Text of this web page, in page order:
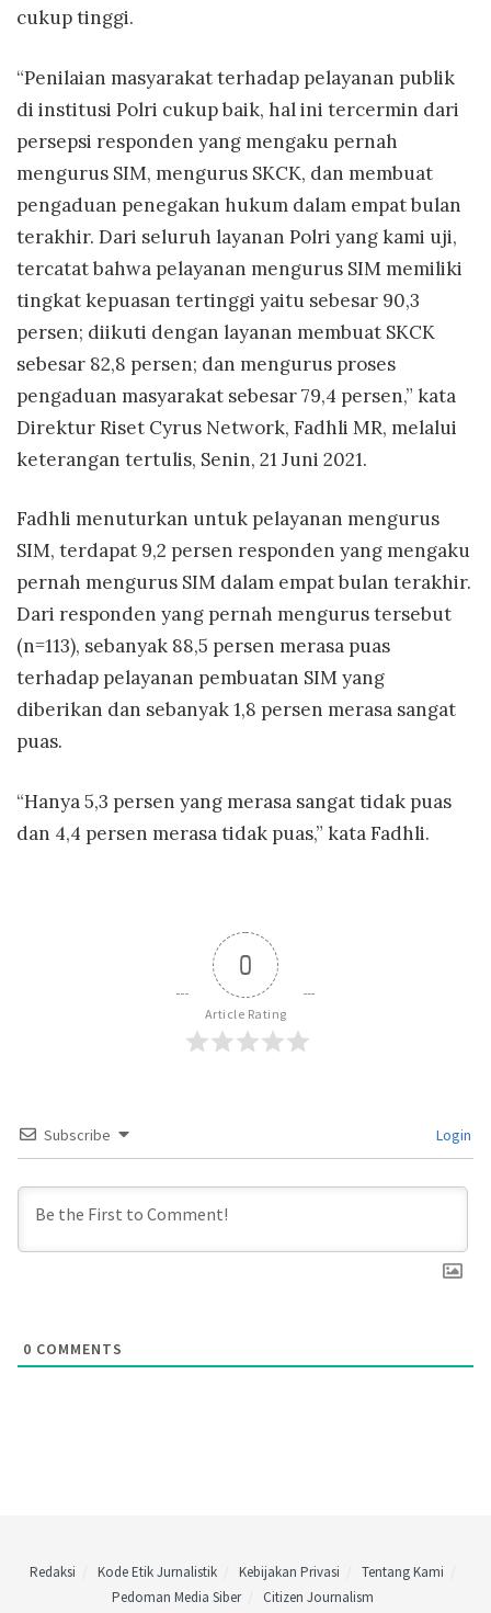
cukup tinggi.
“Penilaian masyarakat terhadap pelayanan publik
di institusi Polri cukup baik, hal ini tercermin dari
persepsi responden yang mengaku pernah
mengurus SIM, mengurus SKCK, dan membuat
pengaduan penegakan hukum dalam empat bulan
terakhir. Dari seluruh layanan Polri yang kami uji,
tercatat bahwa pelayanan mengurus SIM memiliki
tingkat kepuasan tertinggi yaitu sebesar 90,3
persen; diikuti dengan layanan membuat SKCK
sebesar 82,8 persen; dan mengurus proses
pengaduan masyarakat sebesar 79,4 persen,” kata
Direktur Riset Cyrus Network, Fadhli MR, melalui
keterangan tertulis, Senin, 21 Juni 2021.
Fadhli menuturkan untuk pelayanan mengurus
SIM, terdapat 9,2 persen responden yang mengaku
pernah mengurus SIM dalam empat bulan terakhir.
Dari responden yang pernah mengurus tersebut
(n=113), sebanyak 88,5 persen merasa puas
terhadap pelayanan pembuatan SIM yang
diberikan dan sebanyak 1,8 persen merasa sangat
puas.
“Hanya 5,3 persen yang merasa sangat tidak puas
dan 4,4 persen merasa tidak puas,” kata Fadhli.
0
Article Rating
Subscribe Login
0 COMMENTS
Redaksi Kode Etik Jurnalistik Kebijakan Privasi
Tentang Kami
Pedoman Media Siber
Citizen Journalism